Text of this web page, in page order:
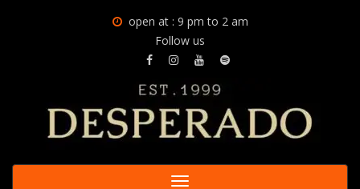
open at : 9 pm to 2 am
Follow us
Toggle